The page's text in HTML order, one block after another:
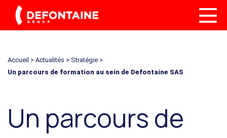
Accueil > Actualités > Stratégie >
Un parcours de formation au sein de Defontaine SAS
Un parcours de